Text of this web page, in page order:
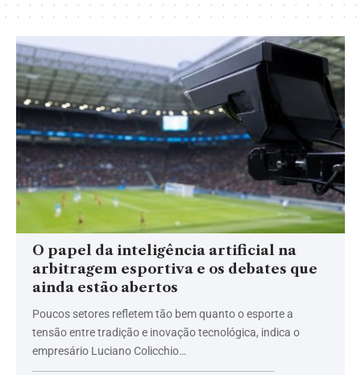
O papel da inteligência artificial na
arbitragem esportiva e os debates que
ainda estão abertos
Poucos setores refletem tão bem quanto o esporte a
tensão entre tradição e inovação tecnológica, indica o
empresário Luciano Colicchio…